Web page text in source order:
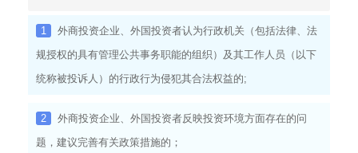
1
外商投资企业、外国投资者认为行政机关（包括法律、法
规授权的具有管理公共事务职能的组织）及其工作人员（以下
统称被投诉人）的行政行为侵犯其合法权益的;
2
外商投资企业、外国投资者反映投资环境方面存在的问
题，建议完善有关政策措施的；